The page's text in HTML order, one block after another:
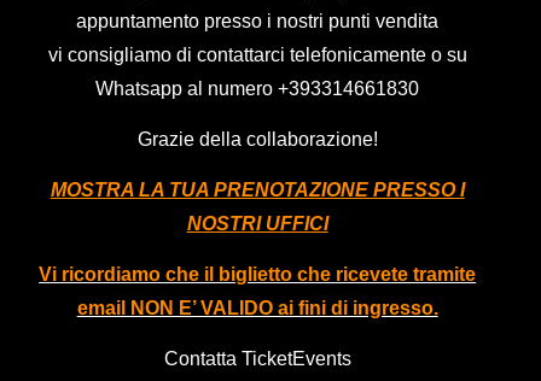
appuntamento presso i nostri punti vendita
vi consigliamo di contattarci telefonicamente o su
Whatsapp al numero+393314661830
Grazie della collaborazione!
MOSTRA LA TUA PRENOTAZIONE PRESSO I
NOSTRI UFFICI
Vi ricordiamo che il biglietto che ricevete tramite
email NON E’ VALIDO ai fini di ingresso.
Contatta TicketEvents